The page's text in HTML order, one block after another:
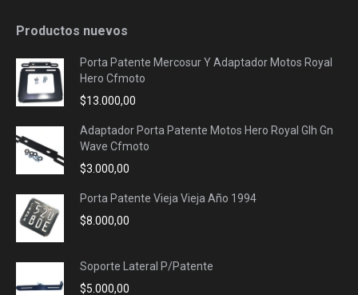
Productos nuevos
Porta Patente Mercosur Y Adaptador Motos Royal
Hero Cfmoto
$13.000,00
Adaptador Porta Patente Motos Hero Royal Glh Gn
Wave Cfmoto
$3.000,00
Porta Patente Vieja Vieja Año 1994
$8.000,00
Soporte Lateral P/Patente
$5.000,00